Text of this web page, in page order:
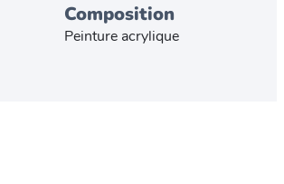
Composition
Peinture acrylique